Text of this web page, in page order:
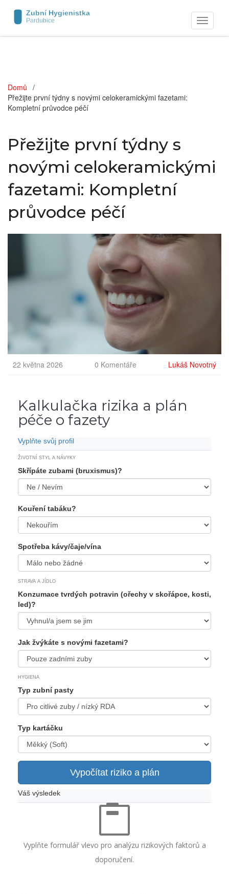
Zobrazit
navigaci
Domů
Přežijte první týdny s novými celokeramickými fazetami:
Kompletní průvodce péčí
Přežijte první týdny s
novými celokeramickými
fazetami: Kompletní
průvodce péčí
22 května 2026 0 Komentáře Lukáš Novotný
Kalkulačka rizika a plán
péče o fazety
Vyplňte svůj profil
ŽIVOTNÍ STYL A NÁVYKY
Skřípáte zubami (bruxismus)?
Kouření tabáku?
Spotřeba kávy/čaje/vína
STRAVA A JÍDLO
Konzumace tvrdých potravin (ořechy v skořápce, kosti,
led)?
Jak žvýkáte s novými fazetami?
HYGIENA
Typ zubní pasty
Typ kartáčku
Vypočítat riziko a plán
Váš výsledek
Vyplňte formulář vlevo pro analýzu rizikových faktorů a
doporučení.